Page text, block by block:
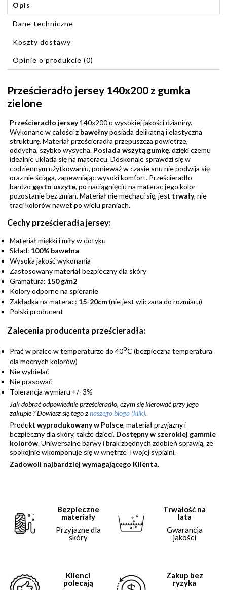
Opis
Dane techniczne
Koszty dostawy
Cena nie zawiera ewentualnych kosztów płatności
Opinie o produkcie (0)
Prześcieradło jersey 140x200 z gumka
zielone
Prześcieradło jersey140x200 o wysokiej jakościdzianiny.
Wykonane w całości z bawełnyposiada delikatną i elastyczna
strukturę. Materiał prześcieradła przepuszcza powietrze,
oddycha, szybko wysycha. Posiada wszytą gumkę, dzięki czemu
idealnie układa się na materacu. Doskonale sprawdzi się w
codziennym użytkowaniu, ponieważ w czasie snu nie podwija się
oraz nie ściąga, zapewniając wysoki komfort. Prześcieradło
bardzo gęsto uszyte, po naciągnięciu na materac jego kolor
pozostanie bez zmian. Materiał nie mechaci się, jest trwały, nie
traci kolorów nawet po wielu praniach.
Cechy prześcieradła jersey:
Materiał miękki i miły w dotyku
Skład: 100% bawełna
Wysoka jakość wykonania
Zastosowany materiał bezpieczny dla skóry
Gramatura: 150 g/m2
Kolory odporne na spieranie
Zakładka na materac: 15-20cm(nie jest wliczana do rozmiaru)
Polski producent
Zalecenia producenta prześcieradła:
Prać w pralce w temperaturze do 40oC (bezpieczna temperatura
dla mocnych kolorów)
Nie wybielać
Nie prasować
Tolerancja wymiaru +/- 3%
Jak dobrać odpowiednie prześcieradło, czym się kierować przy jego
zakupie ?Dowiesz się tego znaszego bloga (klik).
Produkt wyprodukowany w Polsce, materiał przyjazny i
bezpieczny dla skóry, także dzieci. Dostępny w szerokiej gammie
kolorów. Uniwersalne barwy i brak zbędnych zdobień sprawią, że
spokojnie wkomponuje się w wnętrze Twojej sypialni.
Zadowoli najbardziej wymagającego Klienta.
Bezpieczne
materiały
Przyjazne dla
skóry
Trwałość na
lata
Gwarancja
jakości
Klienci
polecają
Zakup bez
ryzyka